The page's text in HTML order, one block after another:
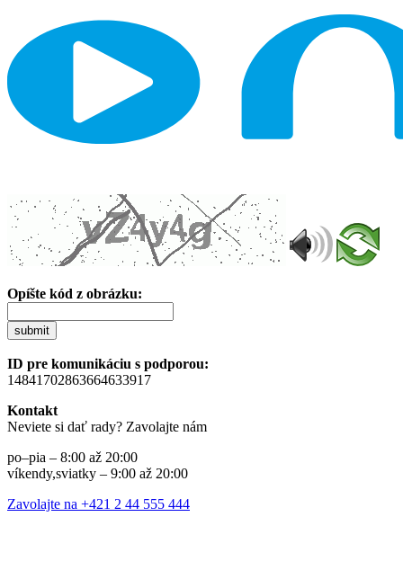
Opíšte kód z obrázku:
submit
ID pre komunikáciu s podporou:
14841702863664633917
Kontakt
Neviete si dať rady? Zavolajte nám
po–pia – 8:00 až 20:00
víkendy,sviatky – 9:00 až 20:00
Zavolajte na +421 2 44 555 444